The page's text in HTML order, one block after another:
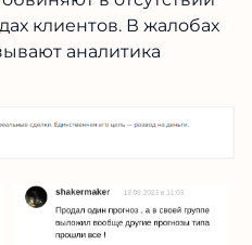
обзорами канала
отзывы
в отсутствии
называют